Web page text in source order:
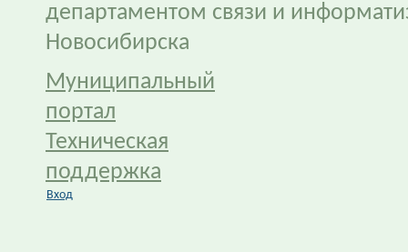
департаментом связи и
Новосибирска
Муниципальный
портал
Техническая
поддержка
Вход